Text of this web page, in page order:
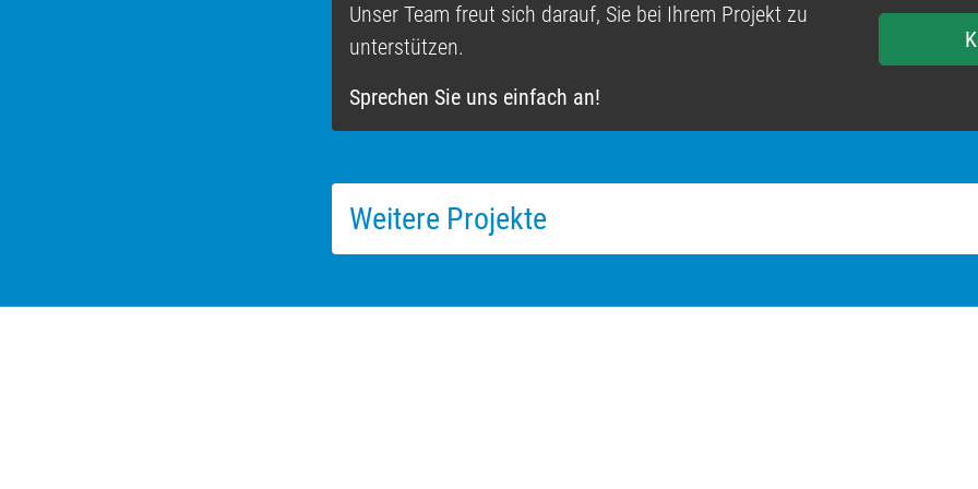
Unser Team freut sich darauf, Sie bei Ihrem Projekt zu
unterstützen.
Sprechen Sie uns einfach an!
Weitere Projekte